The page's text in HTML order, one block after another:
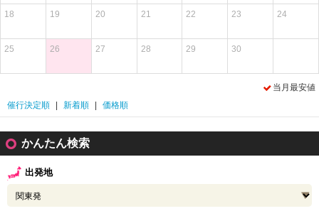
18 19 20 21 22 23 24
25 26 27 28 29 30
当月最安値
催行決定順
新着順 価格順
かんたん検索
出発地